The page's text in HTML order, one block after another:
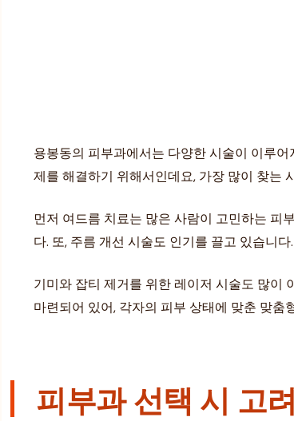
용봉동의 피부과에서는 다양한 시술이 이루
제를 해결하기 위해서인데요, 가장 많이 찾는
먼저 여드름 치료는 많은 사람이 고민하는 피
다. 또, 주름 개선 시술도 인기를 끌고 있습니
기미와 잡티 제거를 위한 레이저 시술도 많이
마련되어 있어, 각자의 피부 상태에 맞춘 맞춤
피부과 선택 시 고